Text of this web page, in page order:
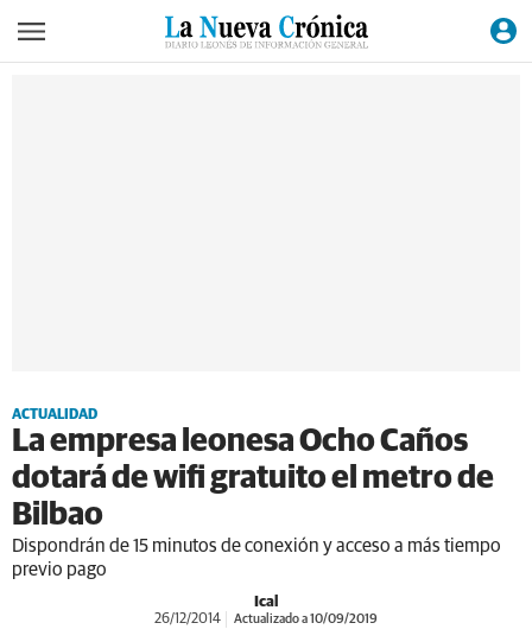
ACTUALIDAD
La empresa leonesa Ocho Caños
dotará de wifi gratuito el metro de
Bilbao
Dispondrán de 15 minutos de conexión y acceso a más tiempo
previo pago
Ical
26/12/2014 Actualizado a 10/09/2019